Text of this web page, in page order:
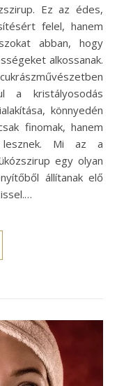
Ez az édes,
felel, hanem
abban, hogy
alkossanak.
a kristályosodás
könnyedén
finomak, hanem
lesznek. Mi az a
egy olyan
állítanak elő